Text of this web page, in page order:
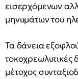
εισερχόμενων
μηνυμάτων του
Τα δάνεια
μέτοχος